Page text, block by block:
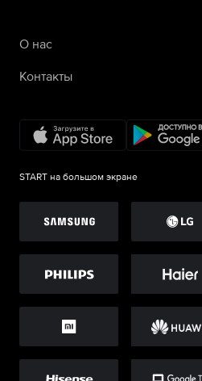
О нас
Контакты
START на большом экране